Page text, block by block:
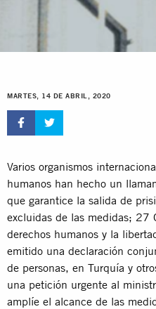
MARTES, 14 DE ABRIL, 2020
Varios organismos
humanos han hecho un
que garantice la salida de
excluidas de las medidas; 27
derechos humanos y la
emitido una declaración
de personas, en Turquía y
una petición urgente al
amplíe el alcance de las